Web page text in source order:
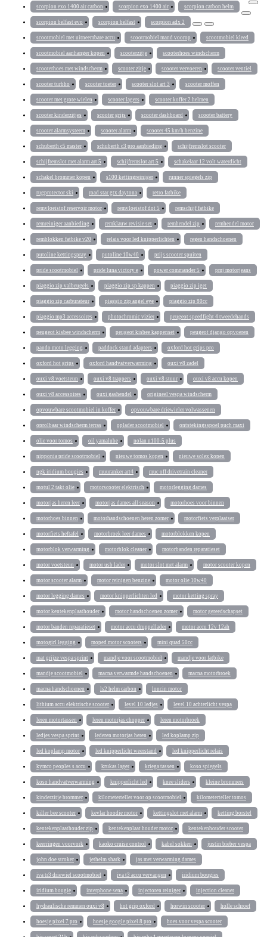
scorpion exo 1400 air carbon scorpion exo 1400 air scorpion carbon helm
scorpion belfast evo scorpion belfast scorpion adx 2
scootmobiel met uitneembare accu scootmobiel mand voorop scootmobiel kleed
scootmobiel aanhanger kopen scooterzitje scooterhoes windscherm
scooterhoes met windscherm scooter zitje scooter vervoeren scooter ventiel
scooter turbho scooter toeter scooter slot art 3 scooter moffen
scooter met grote wielen scooter lagers scooter koffer 2 helmen
scooter kinderzitjes scooter grijs scooter dashboard scooter battery
scooter alarmsysteem scooter alarm scooter 45 km/h benzine
schuberth c5 master schuberth c3 pro aanbieding schijfremslot scooter
schijfremslot met alarm art 5 schijfremslot art 5 schakelaar 12 volt waterdicht
schakel brommer kopen s100 kettingreiniger runner spiegels zip
rugprotector ski road star gtx daytona retro fatbike
remvloeistof reservoir motor remvloeistof dot 5 remschijf fatbike
remreiniger aanbieding remklauw revisie set remhendel zip remhendel motor
remblokken fatbike v20 relais voor led knipperlichten regen handschoenen
putoline kettingspray putoline 10w40 prijs scooter spuiten
pride scootmobiel pride luna victory e power commander 5 pmj motorjeans
piaggio zip valbeugels piaggio zip sp kappen piaggio zip iget
piaggio zip carburateur piaggio zip angel eye piaggio zip 80cc
piaggio mp3 accessoires photochromic vizier peugeot speedfight 4 tweedehands
peugeot kisbee windscherm peugeot kisbee kappenset peugeot django opvoeren
pando moto legging paddock stand adapters oxford hot grips pro
oxford hot grips oxford handvatverwarming ouxi v8 zadel
ouxi v8 voetsteun ouxi v8 trappers ouxi v8 stuur ouxi v8 accu kopen
ouxi v8 accessoires ouxi gashendel origineel vespa windscherm
opvouwbare scootmobiel in koffer opvouwbare driewieler volwassenen
oprolbaar windscherm terras oplader scootmobiel ontstekingsspoel puch maxi
olie voor tomos oil yamalube nolan n100-5 plus
nipponia pride scootmobiel nieuwe tomos kopen nieuwe solex kopen
ngk iridium bougies muuranker art4 muc off drivetrain cleaner
motul 2 takt olie motorscooter elektrisch motorlegging dames
motorjas heren leer motorjas dames all season motorhoes voor binnen
motorhoes binnen motorhandschoenen heren zomer motorfiets verplaatser
motorfiets heftafel motorbroek leer dames motorblokken kopen
motorblok verwarming motorblok cleaner motorbanden reparatieset
motor voetsteun motor usb lader motor slot met alarm motor scooter kopen
motor scooter alarm motor reinigen benzine motor olie 10w40
motor legging dames motor knipperlichten led motor ketting spray
motor kentekenplaathouder motor handschoenen zomer motor gereedschapset
motor banden reparatieset motor accu druppellader motor accu 12v 12ah
motogirl legging moped motor scooters mini quad 50cc
mat grijze vespa sprint mandje voor scootmobiel mandje voor fatbike
mandje scootmobiel macna verwarmde handschoenen macna motorbroek
macna handschoenen ls2 helm carbon loncin motor
lithium accu elektrische scooter level 10 ledjes level 10 achterlicht vespa
leren motortassen leren motorjas chopper leren motorbroek
ledjes vespa sprint lederen motorjas heren led koplamp zip
led koplamp motor led knipperlicht weerstand led knipperlicht relais
kymco peoples s accu krukas lager kriega tassen koso spiegels
koso handvatverwarming knipperlicht led knee sliders kleine brommers
kinderzitje brommer kilometerteller voor op scootmobiel kilometerteller tomos
killer bee scooter kevlar hoodie motor kettingslot met alarm ketting borstel
kentekenplaathouder zip kentekenplaat houder motor kentekenhouder scooter
keerringen voorvork kaoko cruise control kabel sokken justin bieber vespa
john doe stroker jethelm shark jas met verwarming dames
iva tr3 driewiel scootmobiel iva t3 accu vervangen iridium bougies
iridium bougie interphone sena injectoren reiniger injection cleaner
hydraulische remmen ouxi v8 hot grip oxford horwin scooter holle schroef
hoesje pixel 7 pro hoesje google pixel 8 pro hoes voor vespa scooter